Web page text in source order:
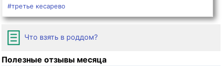
#третье кесарево
Что взять в роддом?
Полезные отзывы месяца